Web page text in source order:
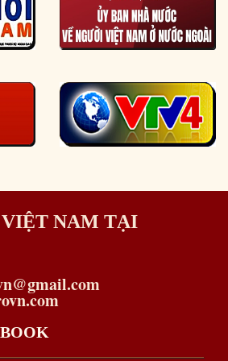
NAM TẠI